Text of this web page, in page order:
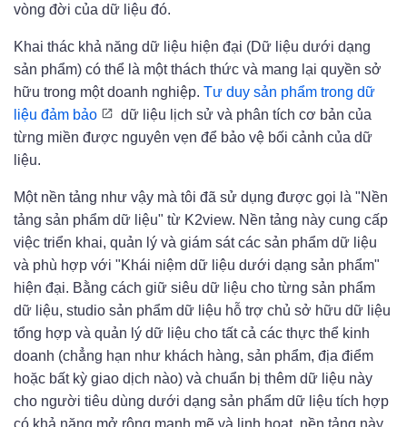
vòng đời của dữ liệu đó.
Khai thác khả năng dữ liệu hiện đại (Dữ liệu dưới dạng
sản phẩm) có thể là một thách thức và mang lại quyền sở
hữu trong một doanh nghiệp. Tư duy sản phẩm trong dữ
liệu đảm bảo
dữ liệu lịch sử và phân tích cơ bản của
từng miền được nguyên vẹn để bảo vệ bối cảnh của dữ
liệu.
Một nền tảng như vậy mà tôi đã sử dụng được gọi là "Nền
tảng sản phẩm dữ liệu" từ K2view. Nền tảng này cung cấp
việc triển khai, quản lý và giám sát các sản phẩm dữ liệu
và phù hợp với "Khái niệm dữ liệu dưới dạng sản phẩm"
hiện đại. Bằng cách giữ siêu dữ liệu cho từng sản phẩm
dữ liệu, studio sản phẩm dữ liệu hỗ trợ chủ sở hữu dữ liệu
tổng hợp và quản lý dữ liệu cho tất cả các thực thể kinh
doanh (chẳng hạn như khách hàng, sản phẩm, địa điểm
hoặc bất kỳ giao dịch nào) và chuẩn bị thêm dữ liệu này
cho người tiêu dùng dưới dạng sản phẩm dữ liệu tích hợp
có khả năng mở rộng mạnh mẽ và linh hoạt, nền tảng này